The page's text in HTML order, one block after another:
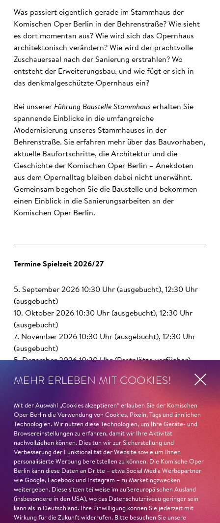
Was passiert eigentlich gerade im Stammhaus der
Komischen Oper Berlin in der Behrenstraße? Wie sieht
es dort momentan aus? Wie wird sich das Opernhaus
architektonisch verändern? Wie wird der prachtvolle
Zuschauersaal nach der Sanierung erstrahlen? Wo
entsteht der Erweiterungsbau, und wie fügt er sich in
das denkmalgeschützte Opernhaus ein?
Bei unserer Führung Baustelle Stammhaus erhalten Sie
spannende Einblicke in die umfangreiche
Modernisierung unseres Stammhauses in der
Behrenstraße. Sie erfahren mehr über das Bauvorhaben,
aktuelle Baufortschritte, die Architektur und die
Geschichte der Komischen Oper Berlin – Anekdoten
aus dem Opernalltag bleiben dabei nicht unerwähnt.
Gemeinsam begehen Sie die Baustelle und bekommen
einen Einblick in die Sanierungsarbeiten an der
Komischen Oper Berlin.
Termine Spielzeit 2026/27
5. September 2026 10:30 Uhr (ausgebucht), 12:30 Uhr
(ausgebucht)
10. Oktober 2026 10:30 Uhr (ausgebucht), 12:30 Uhr
(ausgebucht)
7. November 2026 10:30 Uhr (ausgebucht), 12:30 Uhr
(ausgebucht)
5. Dezember 2026 10:30 Uhr (Restplätze verfügbar),
9. Januar 2027 10:30 Uhr (Restplätze verfügbar), 12:30
6. Februar 2027 10:30 Uhr (Restplätze verfügbar), 12:30
Uhr (Restplätze verfügbar)
6. März 2027 10:30 Uhr (Restplätze verfügbar), 12:30
Uhr (ausgebucht)
3. April 2027 10:30 Uhr, 12:30 Uhr
8. Mai 2027 10:30 Uhr, 12:30 Uhr
5. Juni 2027 10:30 Uhr, 12:30 Uhr
3. Juli 2027 10:30 Uhr, 12:30 Uhr
MEHR ERLEBEN MIT COOKIES!
Mit der Auswahl „Cookies akzeptieren“ erlauben Sie der Komischen
Oper Berlin die Verwendung von Cookies, Pixeln, Tags und ähnlichen
Technologien. Wir nutzen diese Technologien, um Ihre Geräte- und
Browsereinstellungen zu erfahren, damit wir Ihre Aktivität
nachvollziehen können. Dies tun wir zur Sicherstellung und
Verbesserung der Funktionalität der Website sowie um Ihnen
personalisierte Werbung bereitstellen zu können. Die Komische Oper
Berlin kann diese Daten an Dritte – etwa Social Media Werbepartner
wie Google, Facebook und Instagram – zu Marketingzwecken
weitergeben. Diese sitzen teilweise im außereuropäischen Ausland
(insbesondere in den USA), wo das Datenschutzniveau geringer sein
kann als in Deutschland. Ihre Einwilligung können Sie jederzeit mit
Wirkung für die Zukunft widerrufen. Bitte besuchen Sie unsere